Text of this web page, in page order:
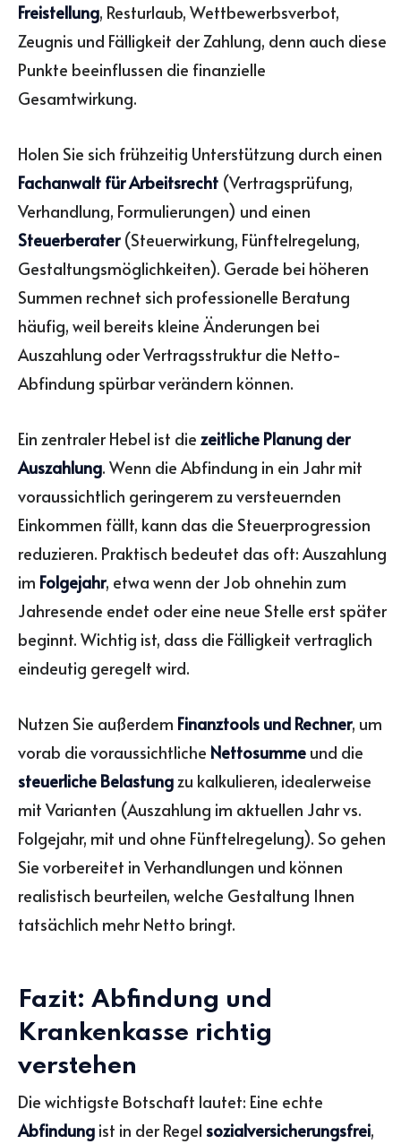
Freistellung, Resturlaub, Wettbewerbsverbot,
Zeugnis und Fälligkeit der Zahlung, denn auch diese
Punkte beeinflussen die finanzielle
Gesamtwirkung.
Holen Sie sich frühzeitig Unterstützung durch einen
Fachanwalt für Arbeitsrecht (Vertragsprüfung,
Verhandlung, Formulierungen) und einen
Steuerberater(Steuerwirkung, Fünftelregelung,
Gestaltungsmöglichkeiten). Gerade bei höheren
Summen rechnet sich professionelle Beratung
häufig, weil bereits kleine Änderungen bei
Auszahlung oder Vertragsstruktur die Netto-
Abfindung spürbar verändern können.
Ein zentraler Hebel ist die zeitliche Planung der
Auszahlung. Wenn die Abfindung in ein Jahr mit
voraussichtlich geringerem zu versteuernden
Einkommen fällt, kann das die Steuerprogression
reduzieren. Praktisch bedeutet das oft: Auszahlung
im Folgejahr, etwa wenn der Job ohnehin zum
Jahresende endet oder eine neue Stelle erst später
beginnt. Wichtig ist, dass die Fälligkeit vertraglich
eindeutig geregelt wird.
Nutzen Sie außerdem Finanztools und Rechner, um
vorab die voraussichtliche Nettosumme und die
steuerliche Belastungzu kalkulieren, idealerweise
mit Varianten (Auszahlung im aktuellen Jahr vs.
Folgejahr, mit und ohne Fünftelregelung). So gehen
Sie vorbereitet in Verhandlungen und können
realistisch beurteilen, welche Gestaltung Ihnen
tatsächlich mehr Netto bringt.
Fazit: Abfindung und
Krankenkasse richtig
verstehen
Die wichtigste Botschaft lautet: Eine echte
Abfindung ist in der Regel sozialversicherungsfrei,